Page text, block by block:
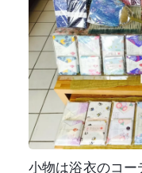
小物は浴衣のコー